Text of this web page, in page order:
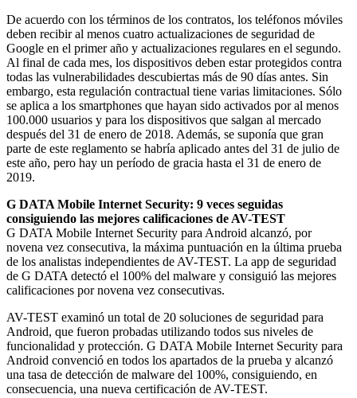
De acuerdo con los términos de los contratos, los teléfonos móviles
deben recibir al menos cuatro actualizaciones de seguridad de
Google en el primer año y actualizaciones regulares en el segundo.
Al final de cada mes, los dispositivos deben estar protegidos contra
todas las vulnerabilidades descubiertas más de 90 días antes. Sin
embargo, esta regulación contractual tiene varias limitaciones. Sólo
se aplica a los smartphones que hayan sido activados por al menos
100.000 usuarios y para los dispositivos que salgan al mercado
después del 31 de enero de 2018. Además, se suponía que gran
parte de este reglamento se habría aplicado antes del 31 de julio de
este año, pero hay un período de gracia hasta el 31 de enero de
2019.
G DATA Mobile Internet Security: 9 veces seguidas
consiguiendo las mejores calificaciones de AV-TEST
G DATA Mobile Internet Security para Android alcanzó, por
novena vez consecutiva, la máxima puntuación en la última prueba
de los analistas independientes de AV-TEST. La app de seguridad
de G DATA detectó el 100% del malware y consiguió las mejores
calificaciones por novena vez consecutivas.
AV-TEST examinó un total de 20 soluciones de seguridad para
Android, que fueron probadas utilizando todos sus niveles de
funcionalidad y protección. G DATA Mobile Internet Security para
Android convenció en todos los apartados de la prueba y alcanzó
una tasa de detección de malware del 100%, consiguiendo, en
consecuencia, una nueva certificación de AV-TEST.